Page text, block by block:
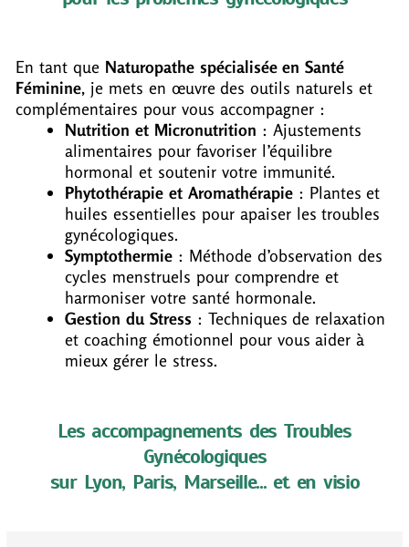
En tant que Naturopathe spécialisée en Santé
Féminine, je mets en œuvre des outils naturels et
complémentaires pour vous accompagner :
Nutrition et Micronutrition : Ajustements
alimentaires pour favoriser l’équilibre
hormonal et soutenir votre immunité.
Phytothérapie et Aromathérapie: Plantes et
huiles essentielles pour apaiser les troubles
gynécologiques.
Symptothermie : Méthode d’observation des
cycles menstruels pour comprendre et
harmoniser votre santé hormonale.
Gestion du Stress : Techniques de relaxation
et coaching émotionnel pour vous aider à
mieux gérer le stress.
Les accompagnements des Troubles
Gynécologiques
sur Lyon, Paris, Marseille... et en visio